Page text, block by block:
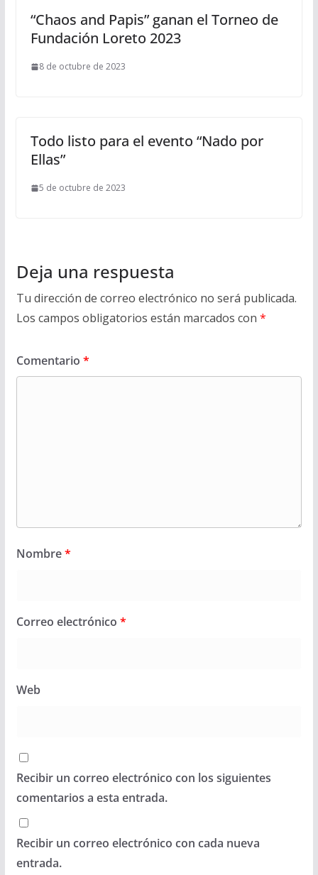
“Chaos and Papis” ganan el Torneo de
Fundación Loreto 2023
8 de octubre de 2023
Todo listo para el evento “Nado por
Ellas”
5 de octubre de 2023
Deja una respuesta
Tu dirección de correo electrónico no será publicada.
Los campos obligatorios están marcados con *
Comentario *
Nombre*
Correo electrónico *
Web
Recibir un correo electrónico con los siguientes
comentarios a esta entrada.
Recibir un correo electrónico con cada nueva
entrada.